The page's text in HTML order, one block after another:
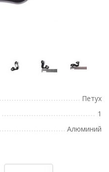
Петух
1
Алюминий